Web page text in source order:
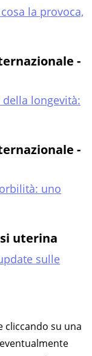
la provoca,
-
longevità:
-
uno
uterina
sulle
cliccando su una